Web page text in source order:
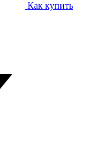
Как купить